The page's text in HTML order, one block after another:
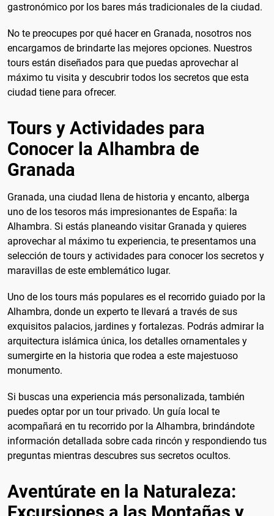
gastronómico por los bares más tradicionales de la ciudad.
No te preocupes por qué hacer en Granada, nosotros nos
encargamos de brindarte las mejores opciones. Nuestros
tours están diseñados para que puedas aprovechar al
máximo tu visita y descubrir todos los secretos que esta
ciudad tiene para ofrecer.
Tours y Actividades para
Conocer la Alhambra de
Granada
Granada, una ciudad llena de historia y encanto, alberga
uno de los tesoros más impresionantes de España: la
Alhambra. Si estás planeando visitar Granada y quieres
aprovechar al máximo tu experiencia, te presentamos una
selección de tours y actividades para conocer los secretos y
maravillas de este emblemático lugar.
Uno de los tours más populares es el recorrido guiado por la
Alhambra, donde un experto te llevará a través de sus
exquisitos palacios, jardines y fortalezas. Podrás admirar la
arquitectura islámica única, los detalles ornamentales y
sumergirte en la historia que rodea a este majestuoso
monumento.
Si buscas una experiencia más personalizada, también
puedes optar por un tour privado. Un guía local te
acompañará en tu recorrido por la Alhambra, brindándote
información detallada sobre cada rincón y respondiendo tus
preguntas mientras descubres sus secretos ocultos.
Aventúrate en la Naturaleza: